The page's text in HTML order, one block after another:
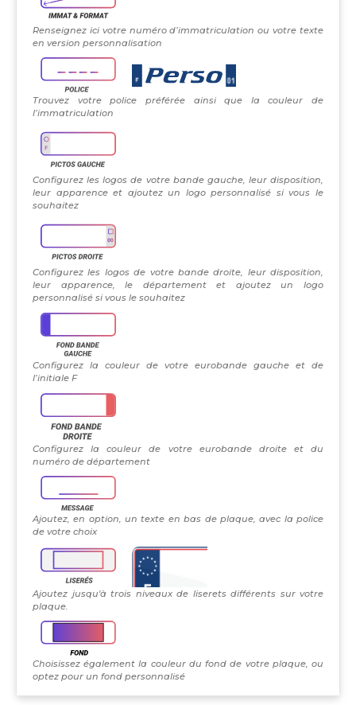
Renseignez ici votre numéro d’immatriculation ou votre texte
en version personnalisation
Trouvez votre police préférée ainsi que la couleur de
l’immatriculation
Configurez les logos de votre bande gauche, leur disposition,
leur apparence et ajoutez un logo personnalisé si vous le
souhaitez
Configurez les logos de votre bande droite, leur disposition,
leur apparence, le département et ajoutez un logo
personnalisé si vous le souhaitez
Configurez la couleur de votre eurobande gauche et de
l’initiale F
Configurez la couleur de votre eurobande droite et du
numéro de département
Ajoutez, en option, un texte en bas de plaque, avec la police
de votre choix
Ajoutez jusqu'à trois niveaux de liserets différents sur votre
plaque.
Choisissez également la couleur du fond de votre plaque, ou
optez pour un fond personnalisé